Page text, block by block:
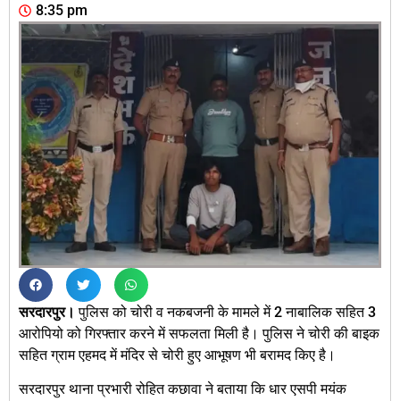
8:35 pm
सरदारपुर। पुलिस को चोरी व नकबजनी के मामले में 2 नाबालिक सहित 3
आरोपियो को गिरफ्तार करने में सफलता मिली है। पुलिस ने चोरी की बाइक
सहित ग्राम एहमद में मंदिर से चोरी हुए आभूषण भी बरामद किए है।
सरदारपुर थाना प्रभारी रोहित कछावा ने बताया कि धार एसपी मयंक